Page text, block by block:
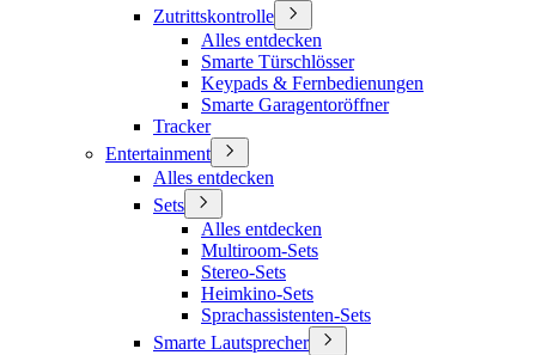
Zutrittskontrolle
Alles entdecken
Smarte Türschlösser
Keypads & Fernbedienungen
Smarte Garagentoröffner
Tracker
Entertainment
Alles entdecken
Sets
Alles entdecken
Multiroom-Sets
Stereo-Sets
Heimkino-Sets
Sprachassistenten-Sets
Smarte Lautsprecher